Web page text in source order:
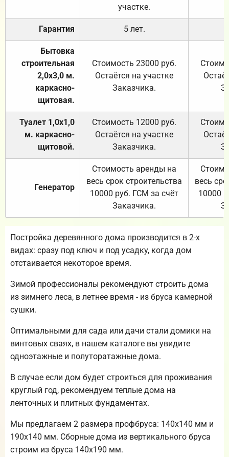
участке.
Гарантия 5 лет.
Бытовка
строительная
2,0х3,0 м.
каркасно-
щитовая.
Стоимость 23000 руб.
Остаётся на участке
Заказчика.
Туалет 1,0х1,0
м. каркасно-
щитовой.
Стоимость 12000 руб.
Остаётся на участке
Заказчика.
Генератор
Стоимость аренды на
весь срок строительства
10000 руб. ГСМ за счёт
Заказчика.
весь
10000
Постройка деревянного дома производится в 2-х
видах: сразу под ключ и под усадку, когда дом
отстаивается некоторое время.
Зимой профессионалы рекомендуют строить дома
из зимнего леса, в летнее время - из бруса камерной
сушки.
Оптимальными для сада или дачи стали домики на
винтовых сваях, в нашем каталоге вы увидите
одноэтажные и полуторатажные дома.
В случае если дом будет строиться для проживания
круглый год, рекомендуем теплые дома на
ленточных и плитных фундаментах.
Мы предлагаем 2 размера профбруса: 140х140 мм и
190х140 мм. Сборные дома из вертикального бруса
строим из бруса 140х190 мм.